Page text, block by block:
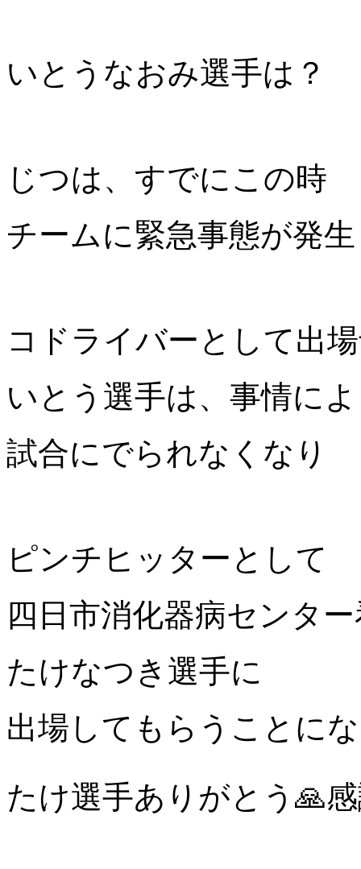
いとうなおみ選手は？
じつは、すでにこの時
チームに緊急事態が発
コドライバーとして出
いとう選手は、事情に
試合にでられなくなり
ピンチヒッターとして
四日市消化器病センタ
たけなつき選手に
出場してもらうことに
たけ選手ありがとう🙏